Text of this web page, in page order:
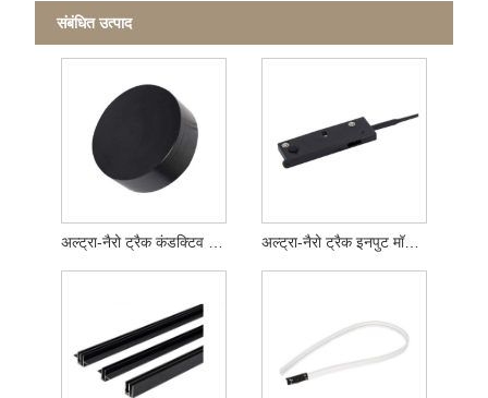
संबंधित उत्पाद
अल्ट्रा-नैरो ट्रैक इनपुट मॉड्यूल